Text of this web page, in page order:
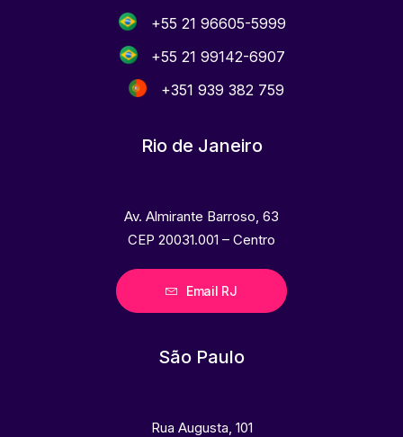
+55 21 96605-5999
+55 21 99142-6907
+351 939 382 759
Rio de Janeiro
Av. Almirante Barroso, 63
CEP 20031.001 – Centro
Email RJ
São Paulo
Rua Augusta, 101